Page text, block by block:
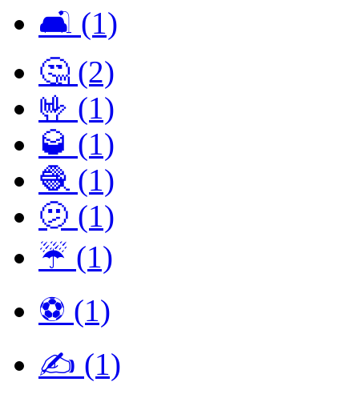
🛋 (1)
🤔 (2)
🤟 (1)
🥃 (1)
🧶 (1)
🫤 (1)
☔ (1)
⚽ (1)
✍ (1)